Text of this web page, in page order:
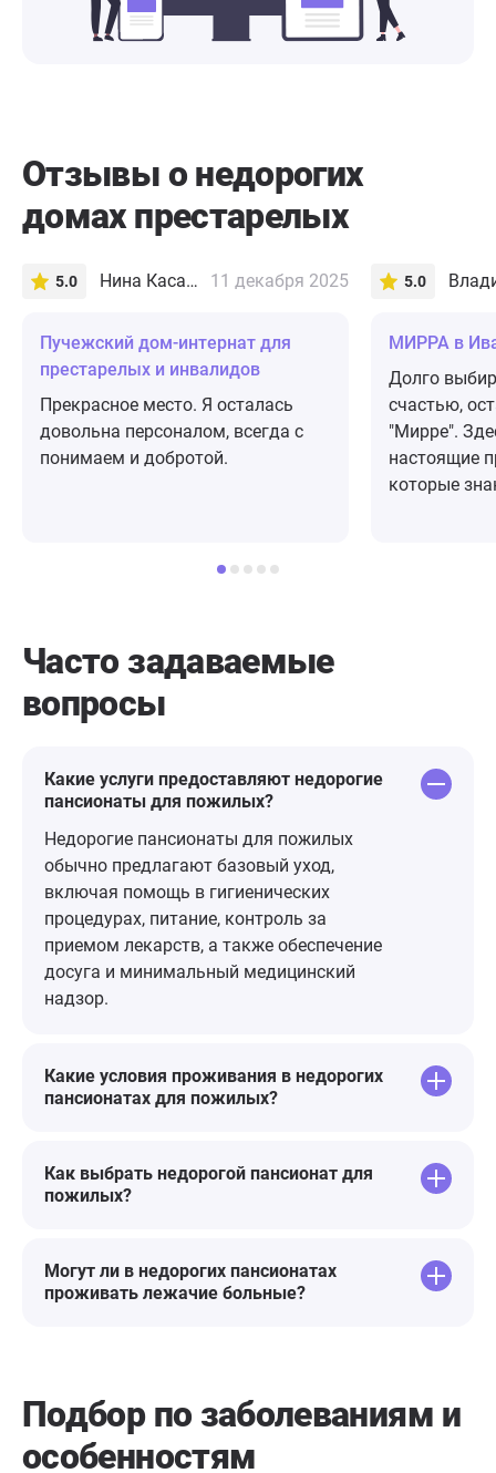
Отзывы о недорогих
домах престарелых
5.0 Нина Касаткина 11 декабря 2025
Пучежский дом-интернат для
престарелых и инвалидов
Прекрасное место. Я осталась
довольна персоналом, всегда с
понимаем и добротой.
5.0
МИРРА в
Долго
счастью,
"Мирре".
настоящие
которые
Часто задаваемые
вопросы
Какие услуги предоставляют недорогие
пансионаты для пожилых?
Недорогие пансионаты для пожилых
обычно предлагают базовый уход,
включая помощь в гигиенических
процедурах, питание, контроль за
приемом лекарств, а также обеспечение
досуга и минимальный медицинский
надзор.
Какие условия проживания в недорогих
пансионатах для пожилых?
Как выбрать недорогой пансионат для
пожилых?
Могут ли в недорогих пансионатах
проживать лежачие больные?
Подбор по заболеваниям и
особенностям